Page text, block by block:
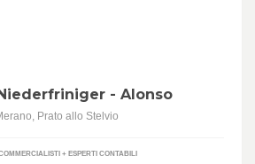
- Alonso
Prato allo Stelvio
+ ESPERTI CONTABILI